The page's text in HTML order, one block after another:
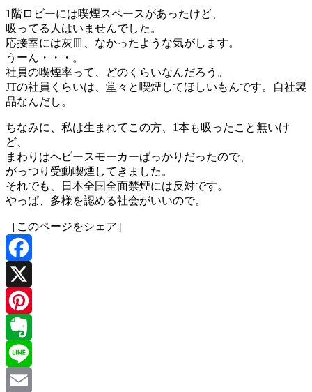
1階ロビーには喫煙スペースがあったけど、
吸ってる人はいませんでした。
応接室には灰皿、なかったような気がします。
うーん・・・。
社員の喫煙率って、どのくらいなんだろう。
JTの社員くらいは、堂々と喫煙してほしいもんです。自社製
品なんだし。
ちなみに、私は生まれてこの方、1本も吸ったこと無いけ
ど、
まわりはヘビースモーカーばっかりだったので、
がっつり受動喫煙してきました。
それでも、日本全国全面禁煙には反対です。
やっぱ、多様を認める社会がいいので。
［このページをシェア］
Facebook
X
Pinterest
Evernote
Line